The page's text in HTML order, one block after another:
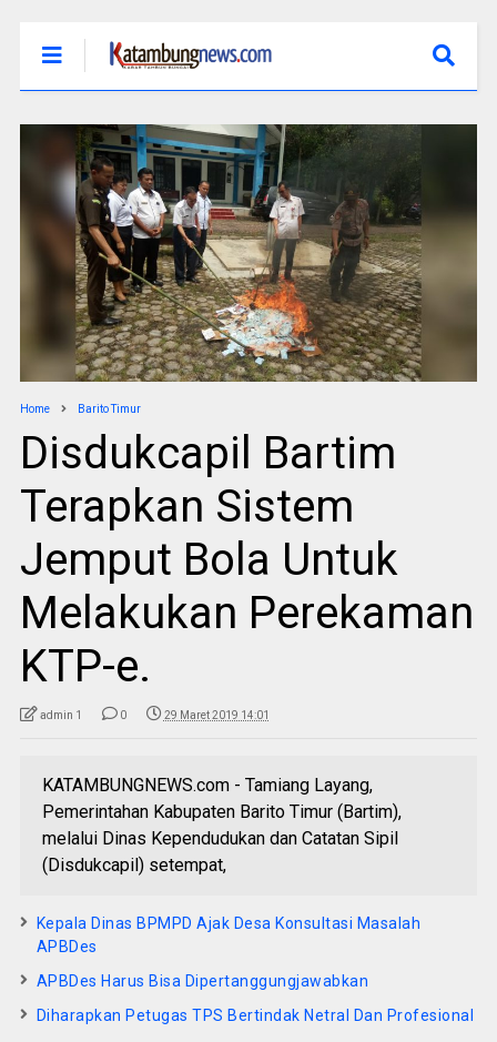
Home Barito Timur
Disdukcapil Bartim
Terapkan Sistem
Jemput Bola Untuk
Melakukan Perekaman
KTP-e.
admin 1 0 29 Maret 2019 14:01
KATAMBUNGNEWS.com - Tamiang Layang,
Pemerintahan Kabupaten Barito Timur (Bartim),
melalui Dinas Kependudukan dan Catatan Sipil
(Disdukcapil) setempat,
Kepala Dinas BPMPD Ajak Desa Konsultasi Masalah
APBDes
APBDes Harus Bisa Dipertanggungjawabkan
Diharapkan Petugas TPS Bertindak Netral Dan Profesional